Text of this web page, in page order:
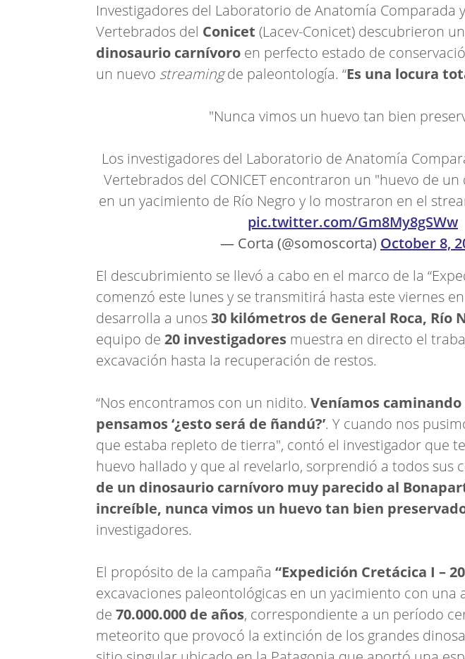
Investigadores del Laboratorio de Anatomía Comparada
Vertebrados del Conicet (Lacev-Conicet) descubrieron un
dinosaurio carnívoro en perfecto estado de
un nuevo streamingde paleontología. “Es una locura
"Nunca vimos un huevo tan bien
Los investigadores del Laboratorio de Anatomía
Vertebrados del CONICET encontraron un "huevo de
en un yacimiento de Río Negro y lo mostraron en el
pic.twitter.com/Gm8My8gSWw
— Corta (@somoscorta) October 8,
El descubrimiento se llevó a cabo en el marco de la
comenzó este lunes y se transmitirá hasta este viernes
desarrolla a unos30 kilómetros de General Roca, Río
equipo de 20 investigadores muestra en directo el
excavación hasta la recuperación de restos.
“Nos encontramos con un nidito. Veníamos
pensamos ‘¿esto será de ñandú?’. Y cuando nos
que estaba repleto de tierra", contó el investigador que
huevo hallado y que al revelarlo, sorprendió a todos sus
de un dinosaurio carnívoro muy parecido al
increíble, nunca vimos un huevo tan bien
investigadores.
El propósito de la campaña “Expedición Cretácica I –
excavaciones paleontológicas en un yacimiento con una
de 70.000.000 de años, correspondiente a un período
meteorito que provocó la extinción de los grandes